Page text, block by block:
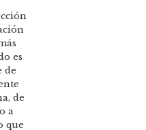
es
de
de
a
que